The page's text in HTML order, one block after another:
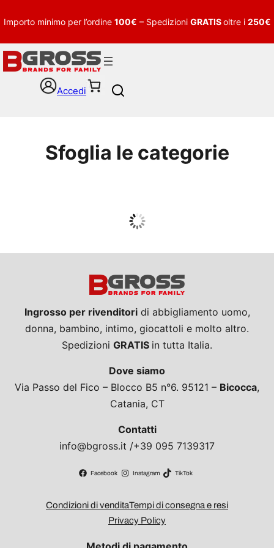
Importo minimo per l’ordine 100€ – Spedizioni GRATISoltre i 250€
Accedi
h
Sfoglia le categorie
Guarda tutto
Ingrosso per rivenditoridi abbigliamento uomo,
donna, bambino, intimo, giocattoli e molto altro.
Spedizioni GRATIS in tutta Italia.
Dove siamo
Via Passo del Fico – Blocco B5 n°6. 95121 – Bicocca,
Catania, CT
Contatti
info@bgross.it /+39 095 7139317
Facebook Instagram TikTok
Condizioni di venditaTempi di consegna e resi
Privacy Policy